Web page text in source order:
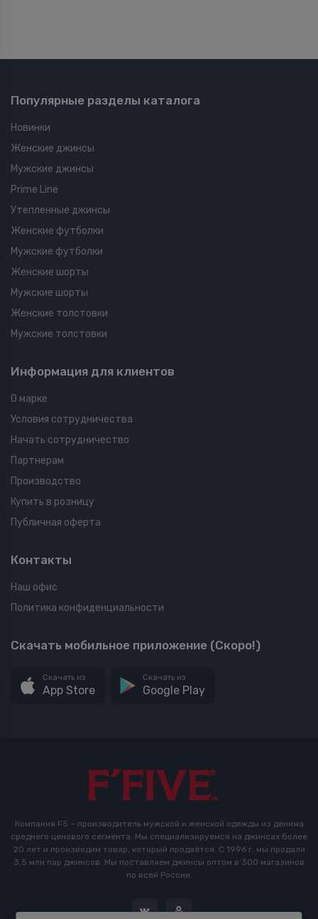
Популярные разделы каталога
Новинки
Женские джинсы
Мужские джинсы
Prime Line
Утепленные джинсы
Женские футболки
Мужские футболки
Женские шорты
Мужские шорты
Женские толстовки
Мужские толстовки
Информация для клиентов
О марке
Условия сотрудничества
Начать сотрудничество
Партнерам
Производство
Купить в розницу
Публичная оферта
Контакты
Наш офис
Политика конфиденциальности
Скачать мобильное приложение (Скоро!)
Скачать из
App Store
Скачать из
Google Play
Компания F5 – производитель мужской и женской одежды из денима
среднего ценового сегмента. Мы специализируемся на джинсах более
20 лет и производим товар, который продаётся. С 1996 г. мы продали
3,5 млн пар джинсов. Мы поставляем джинсы оптом в 300 магазинов
по всей России.